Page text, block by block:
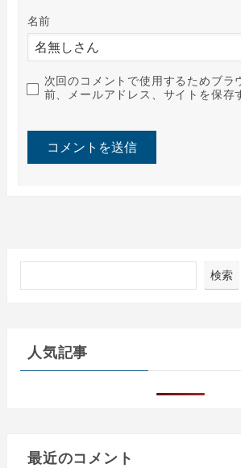
名前
次回のコメントで使用するためブラ
前、メールアドレス、サイトを保存
検索
人気記事
最近のコメント